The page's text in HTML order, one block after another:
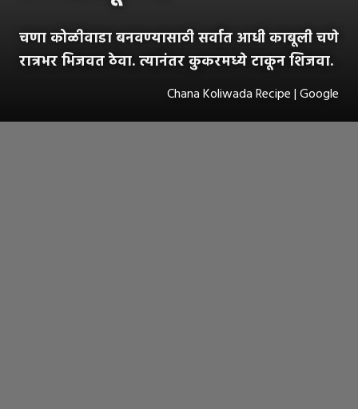
चणा कोळीवाडा बनवण्यासाठी सर्वात आधी काबूली चणे
रात्रभर भिजवत ठेवा. त्यानंतर कुकरमध्ये टाकून शिजवा.
Chana Koliwada Recipe | Google